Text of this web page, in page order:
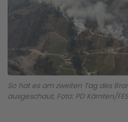
So hat es am zweiten Tag des
ausgeschaut, Foto: PD Kärnten/